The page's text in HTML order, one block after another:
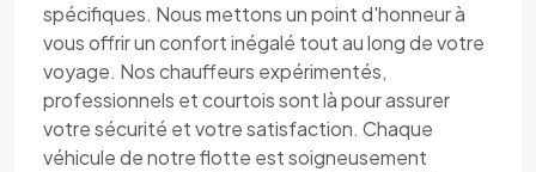
spécifiques. Nous mettons un point d'honneur à
vous offrir un confort inégalé tout au long de votre
voyage. Nos chauffeurs expérimentés,
professionnels et courtois sont là pour assurer
votre sécurité et votre satisfaction. Chaque
véhicule de notre flotte est soigneusement